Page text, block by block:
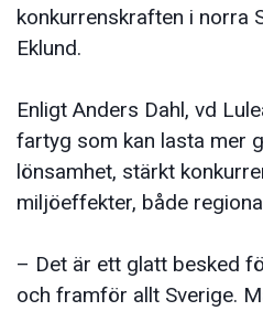
konkurrenskraften i norra
Eklund.
Enligt Anders Dahl, vd
fartyg som kan lasta mer
lönsamhet, stärkt
miljöeffekter, både
– Det är ett glatt besked
och framför allt Sverige.